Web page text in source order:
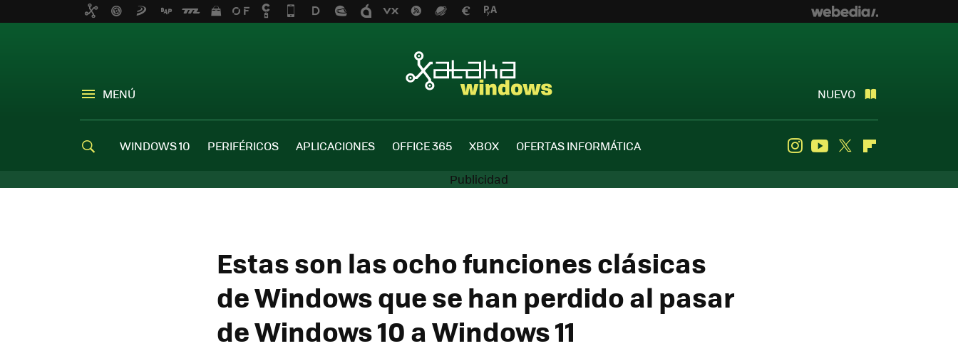
MENÚ NUEVO
WINDOWS 10 PERIFÉRICOS APLICACIONES OFFICE 365 XBOX OFERTAS INFORMÁTICA InstagramYoutube
Twitter
Estas son las ocho funciones clásicas
de Windows que se han perdido al pasar
de Windows 10 a Windows 11